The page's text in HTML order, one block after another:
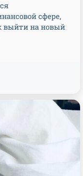
сфере,
выйти на новый